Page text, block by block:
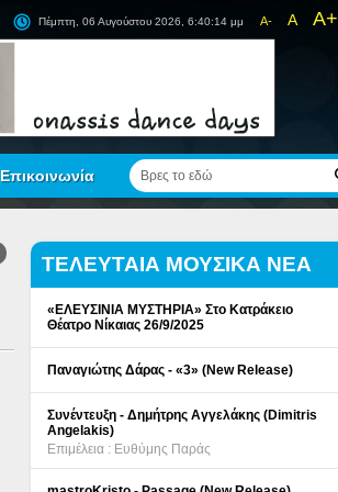
A- A A+
Πέμπτη, 06 Αυγούστου 2026, 6:40:14 μμ
Επικοινωνία
ΤΕΛΕΥΤΑΙΑ ΜΟΥΣΙΚΑ ΝΕΑ
«ΕΛΕΥΣΙΝΙΑ ΜΥΣΤΗΡΙΑ» Στο Κατράκειο
Θέατρο Νίκαιας 26/9/2025
Παναγιώτης Δάρας - «3» (New Release)
Συνέντευξη - Δημήτρης Αγγελάκης (Dimitris
Angelakis)
Επιμέλεια : Ευθύμης Παράς